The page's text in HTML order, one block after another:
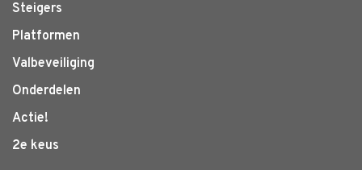
Steigers
Platformen
Valbeveiliging
Onderdelen
Actie!
2e keus